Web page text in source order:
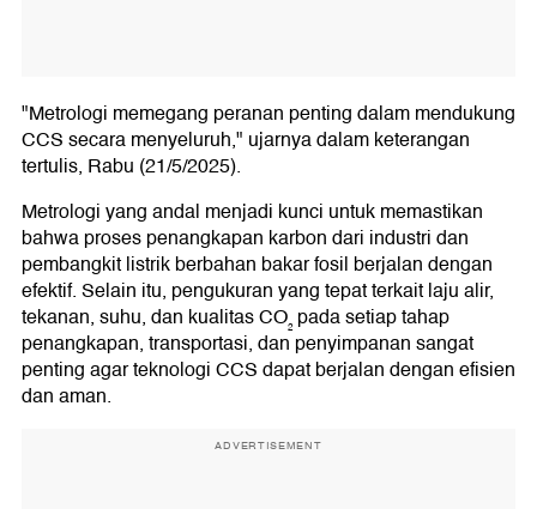
"Metrologi memegang peranan penting dalam mendukung
CCS secara menyeluruh," ujarnya dalam keterangan
tertulis, Rabu (21/5/2025).
Metrologi yang andal menjadi kunci untuk memastikan
bahwa proses penangkapan karbon dari industri dan
pembangkit listrik berbahan bakar fosil berjalan dengan
efektif. Selain itu, pengukuran yang tepat terkait laju alir,
tekanan, suhu, dan kualitas CO₂ pada setiap tahap
penangkapan, transportasi, dan penyimpanan sangat
penting agar teknologi CCS dapat berjalan dengan efisien
dan aman.
ADVERTISEMENT